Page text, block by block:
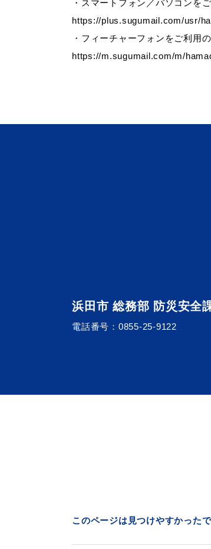
便利なサービス
・スマートフォン／パソコンを
https://plus.sugumail.com/usr/
・フィーチャーフォンをご利用
https://m.sugumail.com/m/
浜田市 総務部 防災安全
電話番号： 0855-25-9122
このページは見つけやすかった